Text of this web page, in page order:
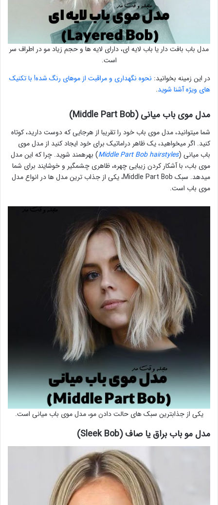
مدل باب بافت دار یا باب لایه ای، دارای لایه ها و حجم زیاد مو در اطراف سر
است.
در این زمینه بخوانید: نحوه نگهداری و مراقبت از موهای رنگ شده! با تکنیک
های ویژه آشنا شوید.
مدل موی باب میانی (Middle Part Bob)
شما میتوانید، مدل موی باب خود را تقریبا از هرجایی که دوست دارید، کوتاه
کنید. اگر میخواهید، یک ظاهر دراماتیک برای خود ایجاد کنید از مدل موی
باب میانی (Middle Part Bob hairstyles) بهرهمند شوید. چرا که این مدل
موی باب، با آشکار کردن زیبایی چهره، ظاهری چشمگیر و خوشایند برای شما
میدهد. سبک Middle Part Bob، یکی از جذاب ترین مدل ها در انواع مدل
موی باب است.
یکی از جذابترین سبک های حالت دادن مو، مدل موی باب میانی است.
مدل مو باب براق یا صاف (Sleek Bob)